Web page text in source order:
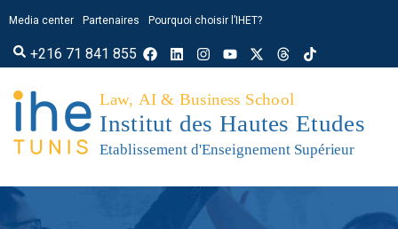
Media center Partenaires Pourquoi choisir l’IHET?
+216 71 841 855